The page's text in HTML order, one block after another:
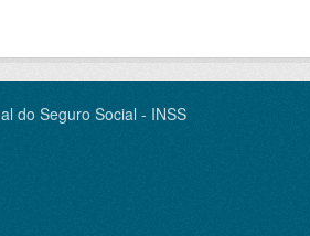
do Seguro Social - INSS